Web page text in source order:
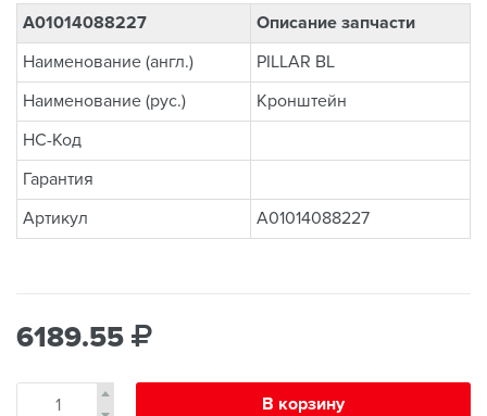
A01014088227
Описание запчасти
Наименование (англ.)
PILLAR BL
Наименование (рус.)
Кронштейн
НС-Код
Гарантия
Артикул
A01014088227
6189.55
В корзину